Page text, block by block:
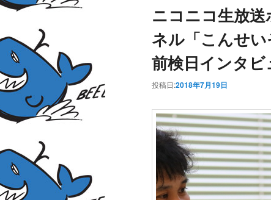
ニコニコ生放
ネル「こんせい
前検日インタビ
投稿日:2018年7月19日